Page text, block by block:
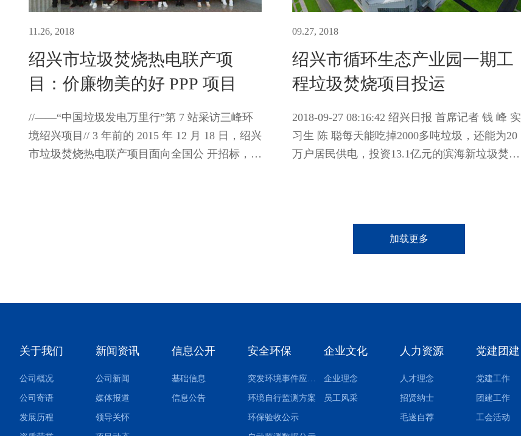
11.26, 2018
绍兴市垃圾焚烧热电联产项
目：价廉物美的好 PPP 项目
//——“中国垃圾发电万里行”第 7 站采访三峰环
境绍兴项目// 3 年前的 2015 年 12 月 18 日，绍兴
市垃圾焚烧热电联产项目面向全国公 开招标，重
09.27, 2018
绍兴市循环生态产业园一期工
程垃圾焚烧项目投运
2018-09-27 08:16:42 绍兴日报 首席记者 钱 峰 实
习生 陈 聪每天能吃掉2000多吨垃圾，还能为20
万户居民供电，投资13.1亿元的滨海新垃圾焚烧
加载更多
关于我们
公司概况
公司寄语
发展历程
新闻资讯
公司新闻
媒体报道
领导关怀
信息公开
基础信息
信息公告
安全环保
环境自行监测方案
环保验收公示
企业文化
企业理念
员工风采
人力资源
人才理念
招贤纳士
毛遂自荐
党建团建
党建工作
团建工作
工会活动